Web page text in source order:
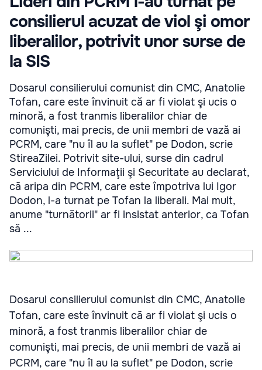
consilierul acuzat de viol şi omor
liberalilor, potrivit unor surse de
la SIS
Dosarul consilierului comunist din CMC, Anatolie
Tofan, care este învinuit că ar fi violat şi ucis o
minoră, a fost tranmis liberalilor chiar de
comunişti, mai precis, de unii membri de vază ai
PCRM, care "nu îl au la suflet" pe Dodon, scrie
StireaZilei. Potrivit site-ului, surse din cadrul
Serviciului de Informaţii şi Securitate au declarat,
că aripa din PCRM, care este împotriva lui Igor
Dodon, l-a turnat pe Tofan la liberali. Mai mult,
anume "turnătorii" ar fi insistat anterior, ca Tofan
să ...
Dosarul consilierului comunist din CMC, Anatolie
Tofan, care este învinuit că ar fi violat şi ucis o
minoră, a fost tranmis liberalilor chiar de
comunişti, mai precis, de unii membri de vază ai
PCRM, care "nu îl au la suflet" pe Dodon, scrie